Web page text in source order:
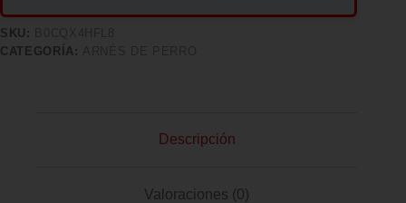
SKU:
CATEGORÍA:
Descripción
Valoraciones (0)